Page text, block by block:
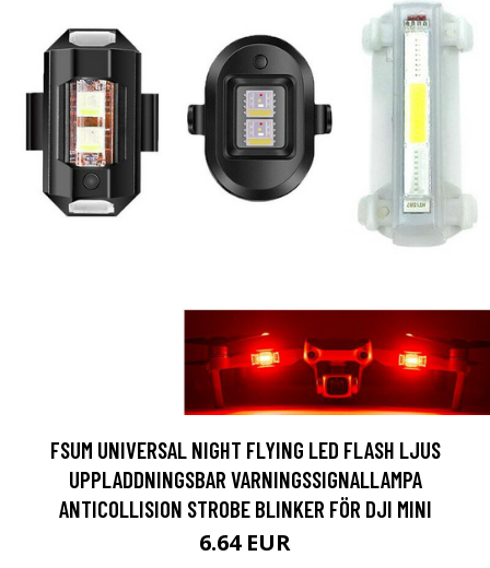
FSUM UNIVERSAL NIGHT FLYING LED FLASH LJUS
UPPLADDNINGSBAR VARNINGSSIGNALLAMPA
ANTICOLLISION STROBE BLINKER FÖR DJI MINI
6.64 EUR